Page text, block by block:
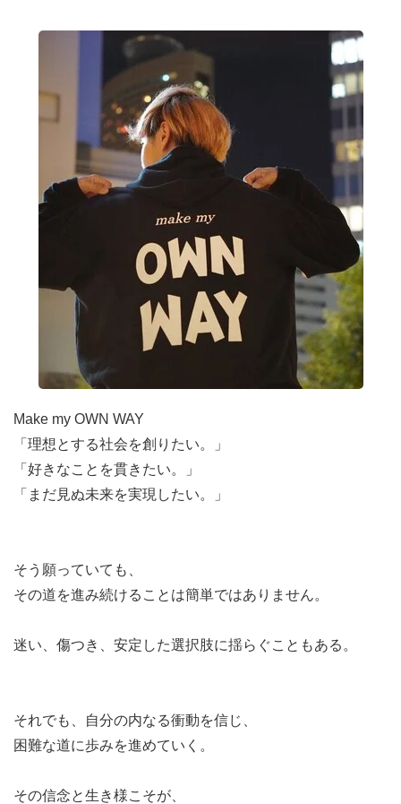
▼概要
【日 程】2025年10月19日(日) 13:00-17:00
【会 場】静岡銀行 本部タワー
【対 象】高校生（通信高校含む）、学校の先生、地域の
高校生を応援したい全ての方
【定 員】100人（先着順）
【参加費】無料
【主 催】静岡大学イノベーション社会連携推進機構、静
【運 営】一般社団法人OWN WAY
●第1部：高校生による最終プレゼンテーション
全10チームが集大成として、この2ヶ月間の道のりと未来
を創り出すプランの発表を行います。
●第2部：ゲスト起業家講演
幾多の困難を乗り越え、事業を創り、そして社会を創り上
げてきた日本を代表する起業家から、これからの未来を担
う若者へのメッセージを送ります。
Coming soon
Make my OWN WAY
「理想とする社会を創りたい。」
「好きなことを貫きたい。」
「まだ見ぬ未来を実現したい。」
そう願っていても、
その道を進み続けることは簡単ではありません。
迷い、傷つき、安定した選択肢に揺らぐこともある。
それでも、自分の内なる衝動を信じ、
困難な道に歩みを進めていく。
その信念と生き様こそが、